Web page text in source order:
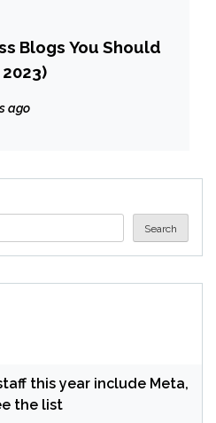
Blogs You Should
ago
Search
this year include Meta,
the list